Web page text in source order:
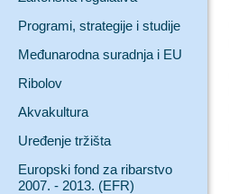
Programi, strategije i studije
Međunarodna suradnja i EU
Ribolov
Akvakultura
Uređenje tržišta
Europski fond za ribarstvo
2007. - 2013. (EFR)